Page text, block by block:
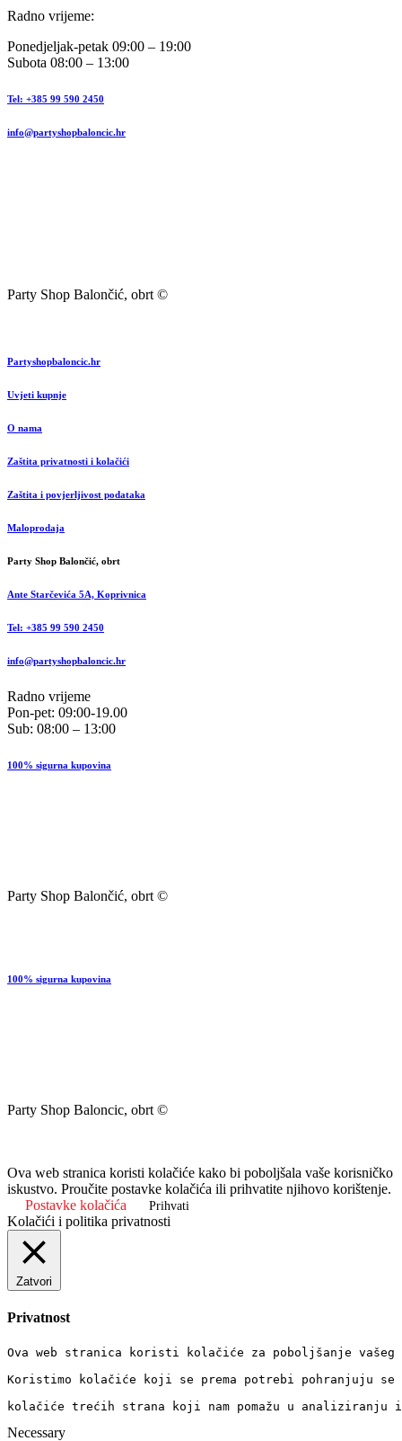
Radno vrijeme:
Ponedjeljak-petak 09:00 – 19:00
Subota 08:00 – 13:00
Tel: +385 99 590 2450
info@partyshopbaloncic.hr
Party Shop Balončić, obrt ©
Partyshopbaloncic.hr
Uvjeti kupnje
O nama
Zaštita privatnosti i kolačići
Zaštita i povjerljivost podataka
Maloprodaja
Party Shop Balončić, obrt
Ante Starčevića 5A, Koprivnica
Tel: +385 99 590 2450
info@partyshopbaloncic.hr
Radno vrijeme
Pon-pet: 09:00-19.00
Sub: 08:00 – 13:00
100% sigurna kupovina
Party Shop Balončić, obrt ©
100% sigurna kupovina
Party Shop Baloncic, obrt ©
Ova web stranica koristi kolačiće kako bi poboljšala vaše korisničko
iskustvo. Proučite postavke kolačića ili prihvatite njihovo korištenje.
Postavke kolačića
Prihvati
Kolačići i politika privatnosti
Zatvori
Privatnost
Ova web stranica koristi kolačiće za poboljšanje
Koristimo kolačiće koji se prema potrebi pohranjuju
kolačiće trećih strana koji nam pomažu u
Necessary